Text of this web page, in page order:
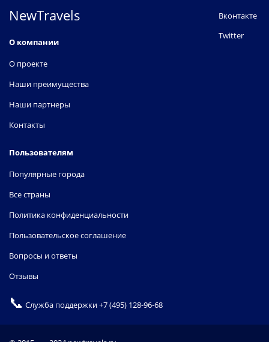
NewTravels
О компании
О проекте
Наши преимущества
Наши партнеры
Контакты
Пользователям
Популярные города
Все страны
Политика конфиденциальности
Пользовательское соглашение
Вопросы и ответы
Отзывы
Вконтакте
Twitter
📞 Служба поддержки+7 (495) 128-96-68